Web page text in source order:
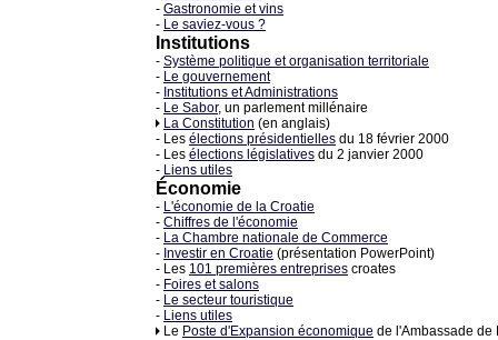
- Gastronomie et vins
- Le saviez-vous ?
Institutions
- Système politique et organisation territoriale
- Le gouvernement
- Institutions et Administrations
- Le Sabor, un parlement millénaire
La Constitution (en anglais)
- Les élections présidentielles du 18 février 2000
- Les élections législatives du 2 janvier 2000
- Liens utiles
Économie
- L'économie de la Croatie
- Chiffres de l'économie
- La Chambre nationale de Commerce
- Investir en Croatie (présentation PowerPoint)
- Les 101 premières entreprises croates
- Foires et salons
- Le secteur touristique
- Liens utiles
Le Poste d'Expansion économique de l'Ambassade de